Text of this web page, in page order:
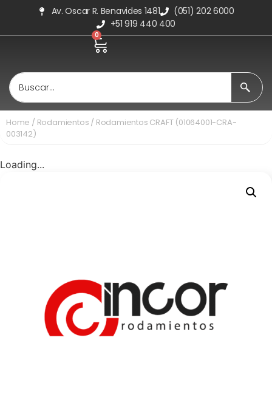
Av. Oscar R. Benavides 1481
(051) 202 6000
+51 919 440 400
0
Home / Rodamientos / Rodamientos CRAFT (01064001-CRA-
003142)
Loading...